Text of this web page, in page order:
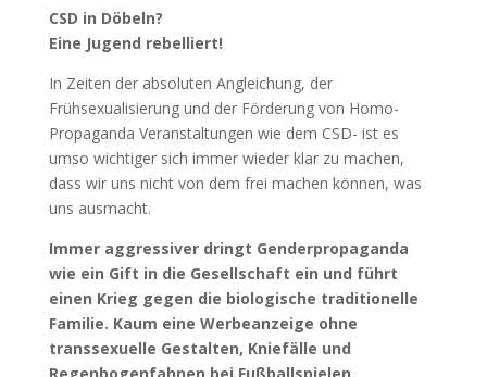
CSD in Döbeln?
Eine Jugend rebelliert!
In Zeiten der absoluten Angleichung, der
Frühsexualisierung und der Förderung von Homo-
Propaganda Veranstaltungen wie dem CSD- ist es
umso wichtiger sich immer wieder klar zu machen,
dass wir uns nicht von dem frei machen können, was
uns ausmacht.
Immer aggressiver dringt Genderpropaganda
wie ein Gift in die Gesellschaft ein und führt
einen Krieg gegen die biologische traditionelle
Familie. Kaum eine Werbeanzeige ohne
transsexuelle Gestalten, Kniefälle und